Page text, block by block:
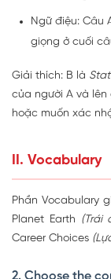
Ngữ điệu: Câu
giọng ở cuối
Giải thích: B là
của người A và
hoặc muốn xác
II. Vocabulary
Phần Vocabulary
Planet Earth (Trái
Career Choices
2. Choose the